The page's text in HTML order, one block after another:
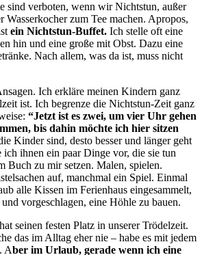
sind verboten, wenn wir Nichtstun, außer
Wasserkocher zum Tee machen. Apropos,
ein Nichtstun-Buffet. Ich stelle oft eine
hin und eine große mit Obst. Dazu eine
Nach allem, was da ist, muss nicht
Ich erkläre meinen Kindern ganz
ist. Ich begrenze die Nichtstun-Zeit ganz
“Jetzt ist es zwei, um vier Uhr gehen
bis dahin möchte ich hier sitzen
Kinder sind, desto besser und länger geht
ich ihnen ein paar Dinge vor, die sie tun
Buch zu mir setzen. Malen, spielen.
auf, manchmal ein Spiel. Einmal
alle Kissen im Ferienhaus eingesammelt,
vorgeschlagen, eine Höhle zu bauen.
seinen festen Platz in unserer Trödelzeit.
das im Alltag eher nie – habe es mit jedem
Aber im Urlaub, gerade wenn ich eine